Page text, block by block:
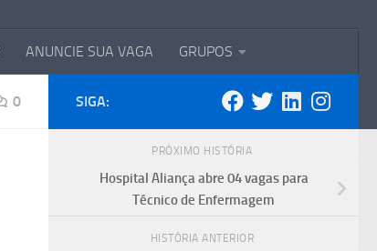
ANUNCIE SUA VAGA GRUPOS
0 SIGA:
PRÓXIMO HISTÓRIA
Hospital Aliança abre 04 vagas para
Técnico de Enfermagem
HISTÓRIA ANTERIOR